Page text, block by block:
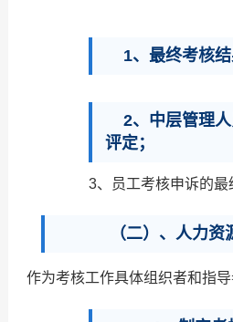
1、最终考核结
2、中层管理人
评定；
3、员工考核申诉的最
（二）、人力资
作为考核工作具体组织者和指导